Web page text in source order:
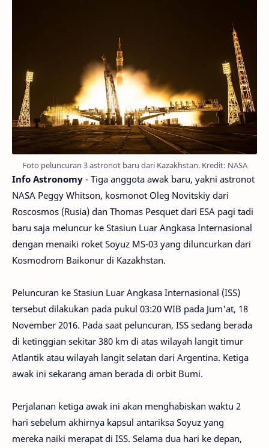
Foto peluncuran 3 astronot baru dari Kazakhstan. Kredit: NASA
Info Astronomy - Tiga anggota awak baru, yakni astronot
NASA Peggy Whitson, kosmonot Oleg Novitskiy dari
Roscosmos (Rusia) dan Thomas Pesquet dari ESA pagi tadi
baru saja meluncur ke Stasiun Luar Angkasa Internasional
dengan menaiki roket Soyuz MS-03 yang diluncurkan dari
Kosmodrom Baikonur di Kazakhstan.
Peluncuran ke Stasiun Luar Angkasa Internasional (ISS)
tersebut dilakukan pada pukul 03:20 WIB pada Jum'at, 18
November 2016. Pada saat peluncuran, ISS sedang berada
di ketinggian sekitar 380 km di atas wilayah langit timur
Atlantik atau wilayah langit selatan dari Argentina. Ketiga
awak ini sekarang aman berada di orbit Bumi.
Perjalanan ketiga awak ini akan menghabiskan waktu 2
hari sebelum akhirnya kapsul antariksa Soyuz yang
mereka naiki merapat di ISS. Selama dua hari ke depan,